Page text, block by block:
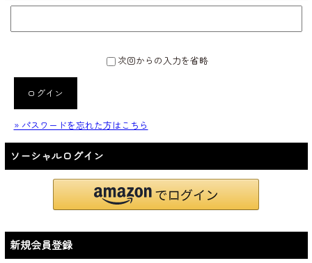
次回からの入力を省略
ログイン
» パスワードを忘れた方はこちら
ソーシャルログイン
新規会員登録